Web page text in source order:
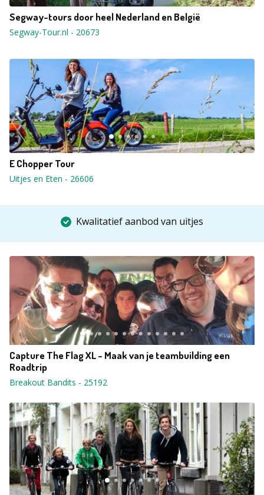
Segway-tours door heel Nederland en België
Segway-Tour.nl - 20673
E Chopper Tour
Uitjes en Eten - 26606
Kwalitatief aanbod van uitjes
Capture The Flag XL - Maak van je teambuilding een
Roadtrip
Breakout Bandits - 25192